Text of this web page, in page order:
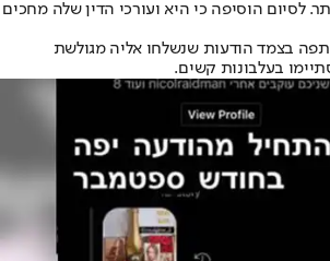
לסיום הוסיפה כי היא ועורכי הדין שלה מחכים
בצמד הודעות שנשלחו אליה מגולשת
בעלבונות קשים.